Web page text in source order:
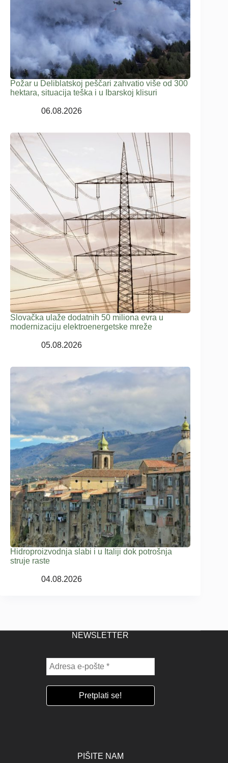
Požar u Deliblatskoj peščari zahvatio više od 300
hektara, situacija teška i u Ibarskoj klisuri
06.08.2026
Slovačka ulaže dodatnih 50 miliona evra u
modernizaciju elektroenergetske mreže
05.08.2026
Hidroproizvodnja slabi i u Italiji dok potrošnja
struje raste
04.08.2026
NEWSLETTER
PIŠITE NAM